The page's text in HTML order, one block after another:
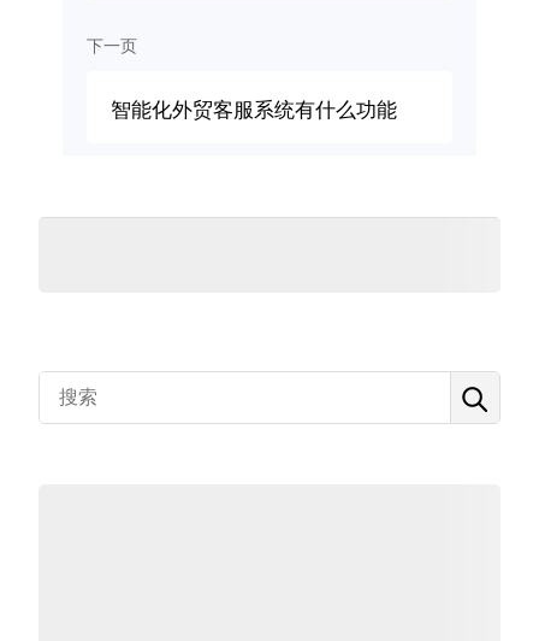
下一页
智能化外贸客服系统有什么功能